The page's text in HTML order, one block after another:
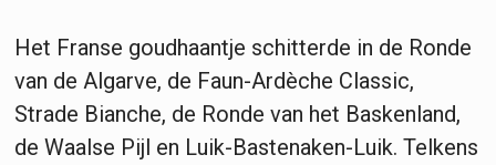
Het Franse goudhaantje schitterde in de Ronde
van de Algarve, de Faun-Ardèche Classic,
Strade Bianche, de Ronde van het Baskenland,
de Waalse Pijl en Luik-Bastenaken-Luik. Telkens